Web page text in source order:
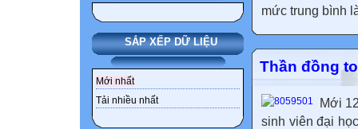
SẮP XẾP DỮ LIỆU
Mới nhất
Tải nhiều nhất
mức trung bình
Thần đồng
Mới
sinh viên đại